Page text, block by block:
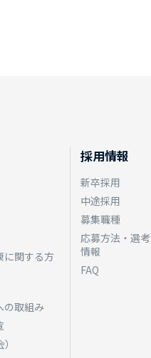
に関する方
の取組み
採用情報
新卒採用
中途採用
募集職種
応募方法・選考
情報
FAQ